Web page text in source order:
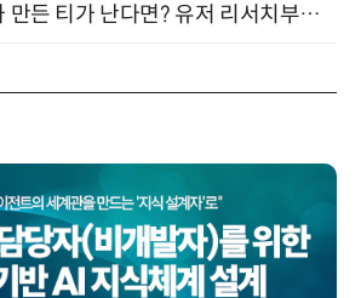
그럴듯하지만 AI가 만든 티가 난다면? 유저 리서치부터 배포까지! (9/15)